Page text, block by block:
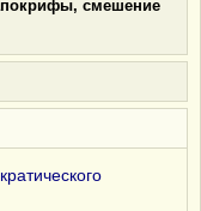
смешение